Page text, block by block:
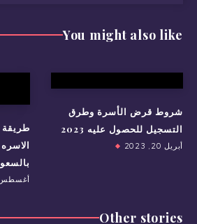
You might also like
أغسطس 28,
شروط قرض الأسرة وطرق
التسجيل للحصول عليه 2023
أبريل 20, 2023
Other stories